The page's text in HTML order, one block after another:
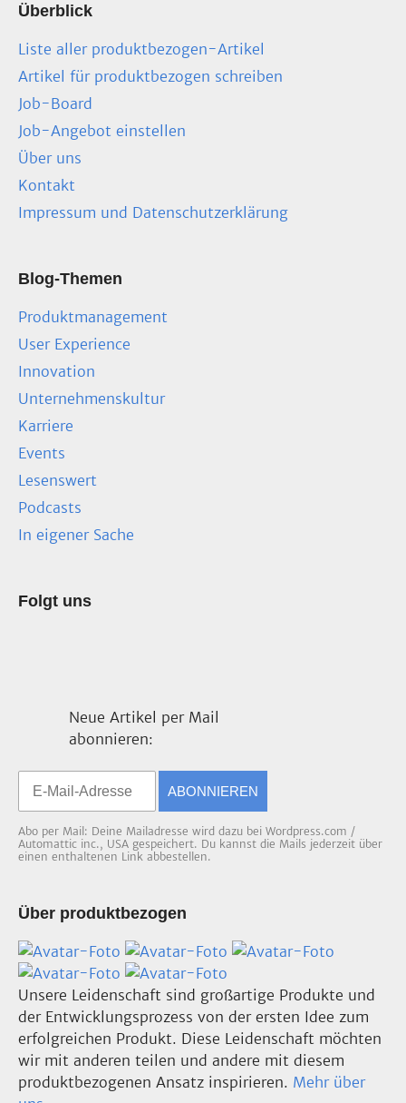
Überblick
Liste aller produktbezogen-Artikel
Artikel für produktbezogen schreiben
Job-Board
Job-Angebot einstellen
Über uns
Kontakt
Impressum und Datenschutzerklärung
Blog-Themen
Produktmanagement
User Experience
Innovation
Unternehmenskultur
Karriere
Events
Lesenswert
Podcasts
In eigener Sache
Folgt uns
Neue Artikel per Mail
abonnieren:
ABONNIEREN
Abo per Mail: Deine Mailadresse wird dazu bei Wordpress.com /
Automattic inc., USA gespeichert. Du kannst die Mails jederzeit über
einen enthaltenen Link abbestellen.
Über produktbezogen
Unsere Leidenschaft sind großartige Produkte und
der Entwicklungsprozess von der ersten Idee zum
erfolgreichen Produkt. Diese Leidenschaft möchten
wir mit anderen teilen und andere mit diesem
produktbezogenen Ansatz inspirieren. Mehr über